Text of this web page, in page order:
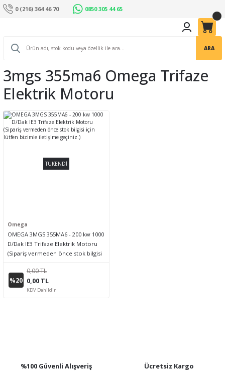
0 (216) 364 46 70 0850 305 44 65
ARA
3mgs 355ma6 Omega Trifaze
Elektrik Motoru
TÜKENDİ
Omega
OMEGA 3MGS 355MA6 - 200 kw 1000
D/Dak IE3 Trifaze Elektrik Motoru
(Sipariş vermeden önce stok bilgisi
%20
0,00 TL
0,00 TL
KDV Dahildir
%100 Güvenli Alışveriş Ücretsiz Kargo